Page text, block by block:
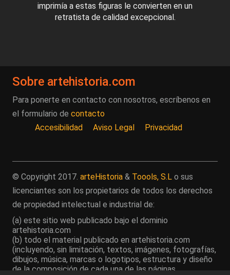
imprimía a estas figuras le convierten en un
retratista de calidad excepcional.
Sobre artehistoria.com
Para ponerte en contacto con nosotros, escríbenos en
el formulario de contacto
Accesibilidad
Aviso Legal Privacidad
© Copyright 2017. arteHistoria & Toools, S.L o sus
licenciantes son los propietarios de todos los derechos
de propiedad intelectual e industrial de:
(a) este sitio web publicado bajo el dominio
artehistoria.com
(b) todo el material publicado en artehistoria.com
(incluyendo, sin limitación, textos, imágenes, fotografías,
dibujos, música, marcas o logotipos, estructura y diseño
de la composición de cada una de las páginas